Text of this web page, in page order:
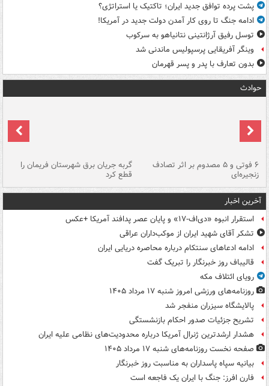
پشت پرده توافق جدید ایران؛ تاکتیک یا استراتژی؟
ادامه جنگ تا روی کار آمدن دولت جدید در آمریکا!
توسل رفیق آرژانتینی نتانیاهو به سرکوب
وینگر آفریقایی پرسپولیس ماندنی شد
بدون تعارف با پدر و پسر قهرمان
حوادث
۶ فوتی و ۵ مصدوم بر اثر تصادف
زنجیره‌ای
گربه جریان برق شهرستان فریمان را
قطع کرد
آخرین اخبار
استقرار انبوه «دی‌اف‑۱۷» و پایان عصر پدافند آمریکا +عکس
تشکر آقای شهید ایران از موکب‌داران عراقی
ادامه ادعاهای سنتکام درباره محاصره دریایی ایران
قالیباف روز خبرنگار را تبریک گفت
رویای ائتلاف مکه
روزنامه‌های ورزشی امروز ‌شنبه ۱۷ مرداد ۱۴۰۵
پالایشگاه سیزران منفجر شد
تشریح جزئیات صدور احکام بازنشستگی
هشدار ارشدترین ژنرال آمریکا درباره محدودیت‌های نظامی علیه ایران
صفحه نخست روزنامه‌های شنبه ۱۷ مرداد ۱۴۰۵
بیانیه سپاه پاسداران به مناسبت روز خبرنگار
فارن افرز: جنگ با ایران یک فاجعه است